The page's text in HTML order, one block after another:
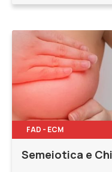
FAD - ECM
Semeiotica e